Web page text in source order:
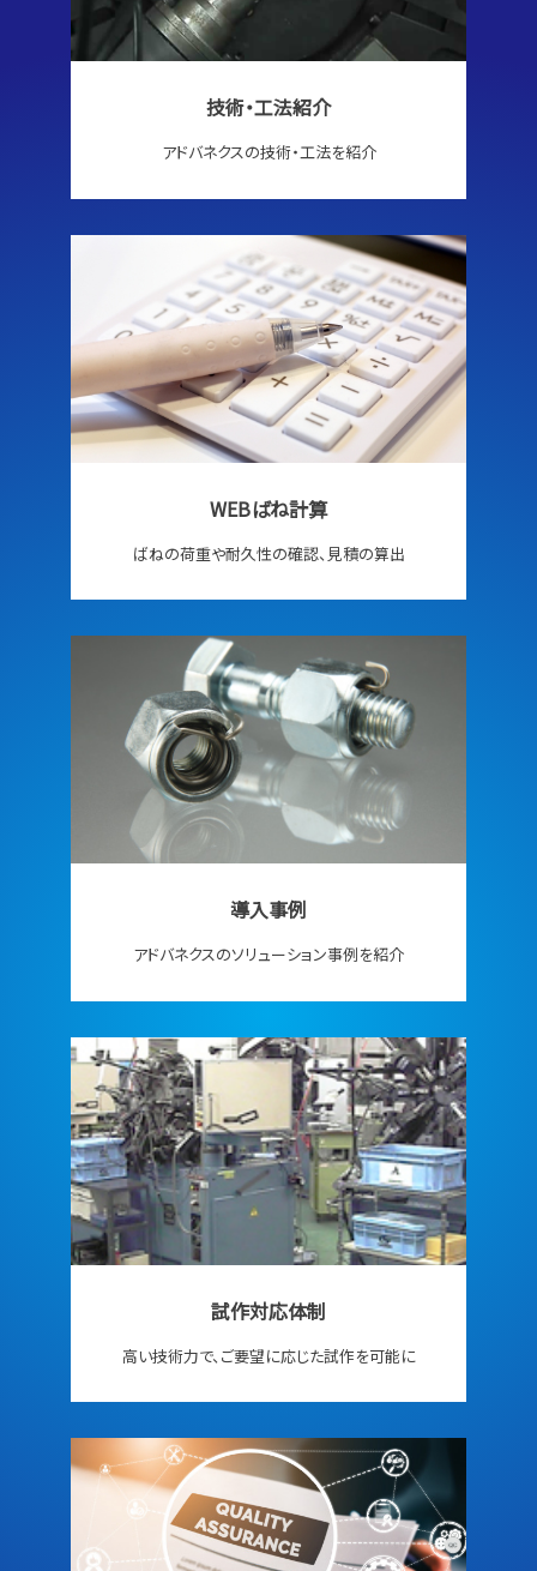
技術・工法紹介
アドバネクスの技術・工法を紹介
WEBばね計算
ばねの荷重や耐久性の確認、見積の算出
導入事例
アドバネクスのソリューション事例を紹介
試作対応体制
高い技術力で、ご要望に応じた試作を可能に